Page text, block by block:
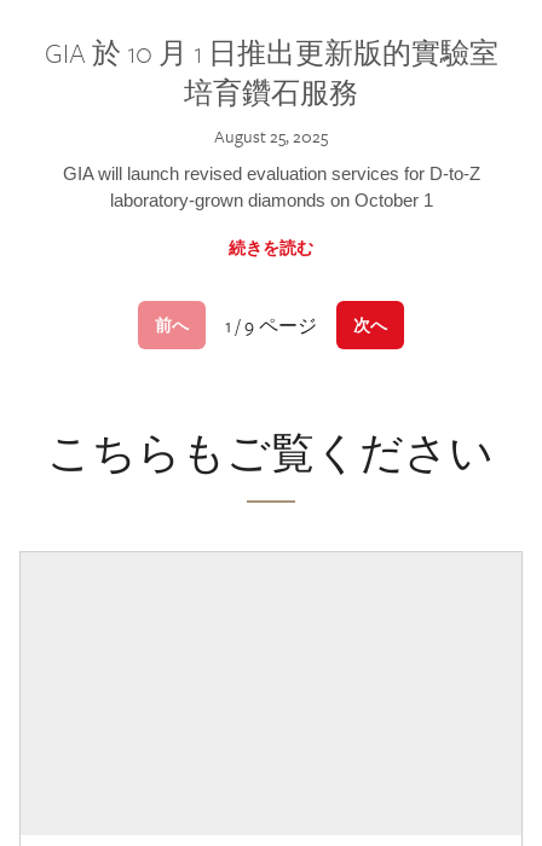
GIA 於 10 月 1 日推出更新版的實驗室
培育鑽石服務
August 25, 2025
GIA will launch revised evaluation services for D-to-Z
laboratory-grown diamonds on October 1
続きを読む
前へ 1 / 9 ページ 次へ
こちらもご覧ください